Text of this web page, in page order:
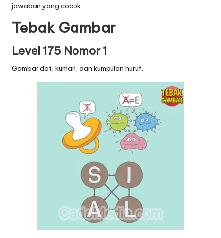
jawaban yang cocok.
Tebak Gambar
Level 175 Nomor 1
Gambar dot, kuman, dan kumpulan huruf.